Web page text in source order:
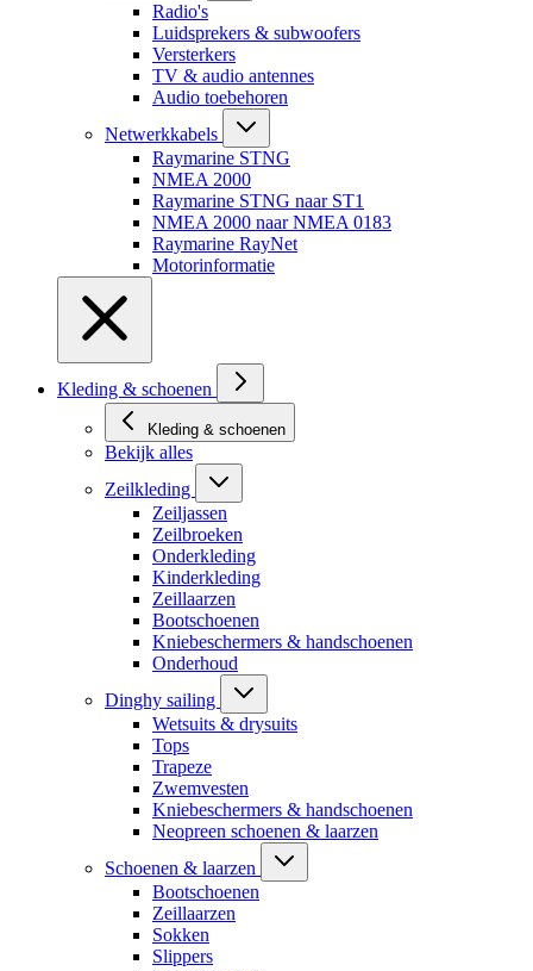
Radio's
Luidsprekers & subwoofers
Versterkers
TV & audio antennes
Audio toebehoren
Netwerkkabels
Raymarine STNG
NMEA 2000
Raymarine STNG naar ST1
NMEA 2000 naar NMEA 0183
Raymarine RayNet
Motorinformatie
Kleding & schoenen
Kleding & schoenen
Bekijk alles
Zeilkleding
Zeiljassen
Zeilbroeken
Onderkleding
Kinderkleding
Zeillaarzen
Bootschoenen
Kniebeschermers & handschoenen
Onderhoud
Dinghy sailing
Wetsuits & drysuits
Tops
Trapeze
Zwemvesten
Kniebeschermers & handschoenen
Neopreen schoenen & laarzen
Schoenen & laarzen
Bootschoenen
Zeillaarzen
Sokken
Slippers